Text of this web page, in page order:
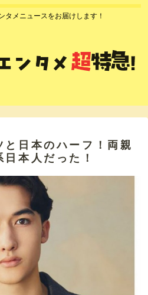
タメニュースをお届けします！
と日本のハーフ！両親
本人だった！